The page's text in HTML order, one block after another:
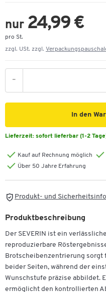
nur 24,99 €
pro St.
zzgl. USt. zzgl.
-
In den
Lieferzeit: sofort lieferbar (1-2
Kauf auf Rechnung möglich
Über 50 Jahre Erfahrung
Produkt- und
Produktbeschreibung
Der SEVERIN ist ein
reproduzierbare
Brotscheibenzentrierung sorgt
beider Seiten, während der
Wunschstufe präzise abbildet.
ermöglicht den kontrollierten